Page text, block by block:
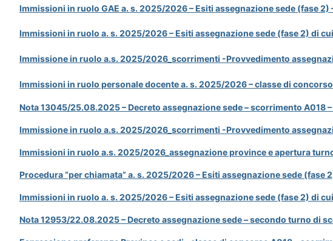
Immissioni in ruolo GAE a. s. 2025/2026 – Esiti assegnazione sede (fase
Immissioni in ruolo a. s. 2025/2026 – Esiti assegnazione sede (fase 2) di
Immissione in ruolo a.s. 2025/2026_scorrimenti -Provvedimento
Immissioni in ruolo personale docente a. s. 2025/2026 – classe di
Nota 13045/25.08.2025 – Decreto assegnazione sede – scorrimento A018 –
Immissione in ruolo a.s. 2025/2026_scorrimenti -Provvedimento
Immissioni in ruolo a.s. 2025/2026_assegnazione province e apertura
Procedura “per chiamata” a. s. 2025/2026 – Esiti assegnazione sede
Immissioni in ruolo a. s. 2025/2026 – Esiti assegnazione sede (fase 2) di
Nota 12953/22.08.2025 – Decreto assegnazione sede – secondo turno di